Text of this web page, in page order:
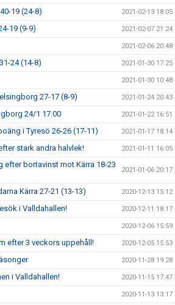
19 (24-8) 2021-02-13 18:05
19 (9-9) 2021-02-07 21:24
2021-02-06 20:48
24 (14-8) 2021-01-30 17:25
2021-01-30 10:48
27-17 (8-9) 2021-01-24 20:43
24/1 17.00 2021-01-22 16:51
i Tyresö 26-26 (17-11) 2021-01-17 18:14
stark andra halvlek! 2021-01-11 16:05
efter bortavinst mot Kärra 18-23
2021-01-06 20:17
Kärra 27-21 (13-13) 2020-12-13 15:12
i Valldahallen! 2020-12-11 18:17
2020-12-06 15:59
efter 3 veckors uppehåll! 2020-12-05 15:53
2020-11-28 19:28
i Valldahallen! 2020-11-15 17:47
2020-11-13 13:17